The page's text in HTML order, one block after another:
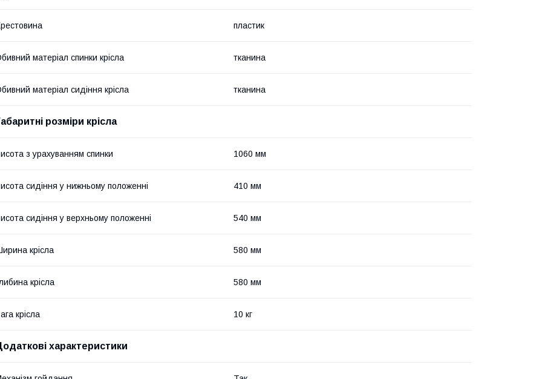
пластик
матеріал спинки крісла тканина
матеріал сидіння крісла тканина
розміри крісла
з урахуванням спинки 1060 мм
сидіння у нижньому положенні 410 мм
сидіння у верхньому положенні 540 мм
крісла 580 мм
крісла 580 мм
крісла 10 кг
характеристики